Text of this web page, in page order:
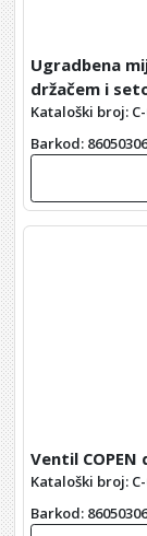
Ugradbena
držačem i
Kataloški broj:
Barkod:
Ventil
Kataloški broj: C-
Barkod: